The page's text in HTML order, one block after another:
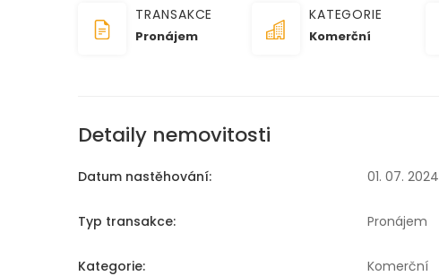
TRANSAKCE
Pronájem
KATEGORIE
Komerční
Detaily nemovitosti
Datum nastěhování: 01. 07. 2024
Typ transakce: Pronájem
Kategorie: Komerční